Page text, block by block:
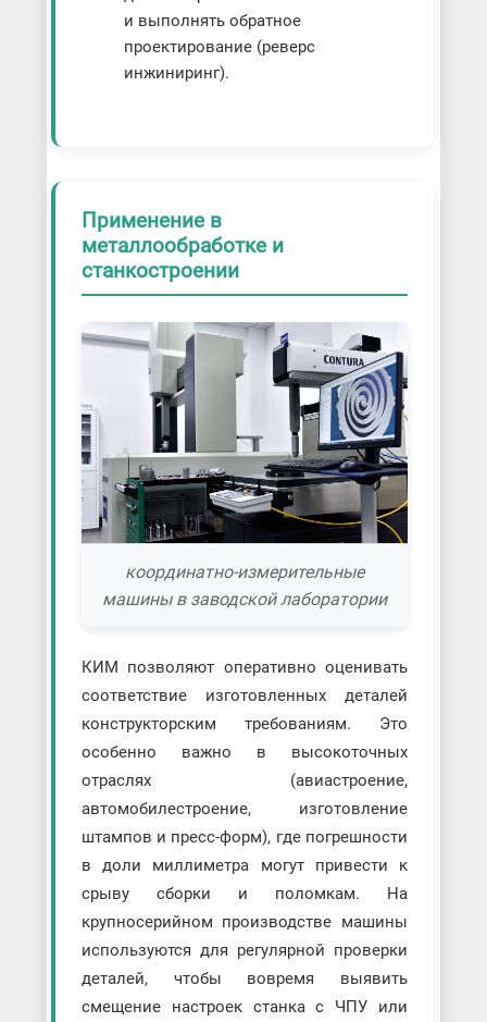
и выполнять обратное
проектирование (реверс
инжиниринг).
Применение в
металлообработке и
станкостроении
координатно-измерительные
машины в заводской лаборатории
КИМ позволяют оперативно оценивать
соответствие изготовленных деталей
конструкторским требованиям. Это
особенно важно в высокоточных
отраслях (авиастроение,
автомобилестроение, изготовление
штампов и пресс-форм), где погрешности
в доли миллиметра могут привести к
срыву сборки и поломкам. На
крупносерийном производстве машины
используются для регулярной проверки
деталей, чтобы вовремя выявить
смещение настроек станка с ЧПУ или